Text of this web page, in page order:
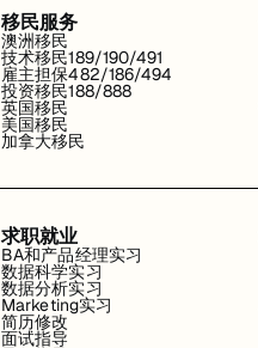
移民服务
澳洲移民
技术移民189/190/491
雇主担保482/186/494
投资移民188/888
英国移民
美国移民
加拿大移民
求职就业
BA和产品经理实习
数据科学实习
数据分析实习
Marketing实习
简历修改
面试指导